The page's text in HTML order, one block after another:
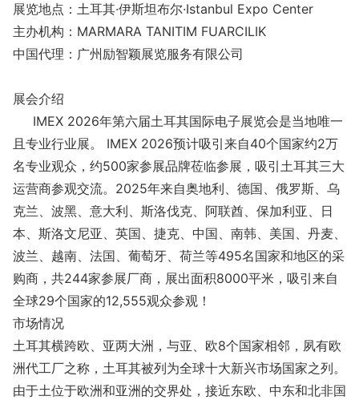
展览地点：土耳其·伊斯坦布尔·Istanbul Expo Center
主办机构：MARMARA TANITIM FUARCILIK
中国代理：广州励智颖展览服务有限公司
展会介绍
IMEX 2026年第六届土耳其国际电子展览会是当地唯一
且专业行业展。 IMEX 2026预计吸引来自40个国家约2万
名专业观众，约500家参展品牌莅临参展，吸引土耳其三大
运营商参观交流。2025年来自奥地利、德国、俄罗斯、乌
克兰、波黑、意大利、斯洛伐克、阿联酋、保加利亚、日
本、斯洛文尼亚、英国、捷克、中国、南韩、美国、丹麦、
波兰、越南、法国、葡萄牙、荷兰等495名国家和地区的采
购商，共244家参展厂商，展出面积8000平米，吸引来自
全球29个国家的12,555观众参观！
市场情况
土耳其横跨欧、亚两大洲，与亚、欧8个国家相邻，夙有欧
洲代工厂之称，土耳其被列为全球十大新兴市场国家之列。
由于土位于欧洲和亚洲的交界处，接近东欧、中东和北非国